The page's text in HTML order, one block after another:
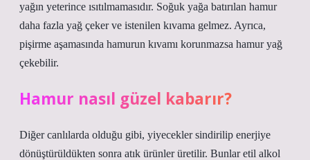
yağın yeterince ısıtılmamasıdır. Soğuk yağa batırılan hamur
daha fazla yağ çeker ve istenilen kıvama gelmez. Ayrıca,
pişirme aşamasında hamurun kıvamı korunmazsa hamur yağ
çekebilir.
Hamur nasıl güzel kabarır?
Diğer canlılarda olduğu gibi, yiyecekler sindirilip enerjiye
dönüştürüldükten sonra atık ürünler üretilir. Bunlar etil alkol